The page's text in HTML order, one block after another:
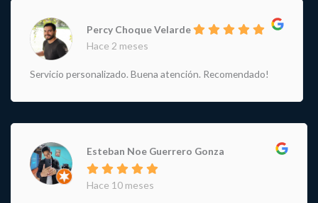
Percy Choque Velarde
Hace 2 meses
Servicio personalizado. Buena atención. Recomendado!
Esteban Noe Guerrero Gonza
Hace 10 meses